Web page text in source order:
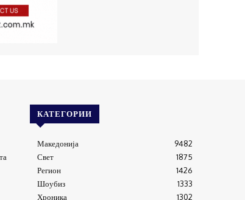
КАТЕГОРИИ
Македонија
9482
Свет
1875
Регион
1426
Шоубиз
1333
Хроника
1302